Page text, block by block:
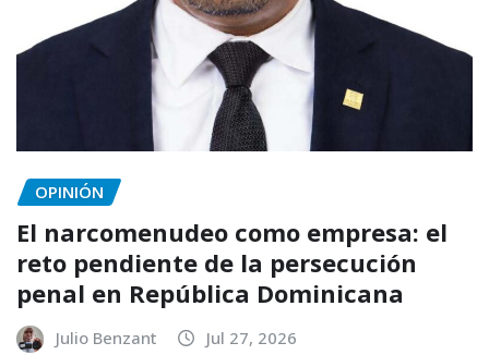
OPINIÓN
El narcomenudeo como empresa: el
reto pendiente de la persecución
penal en República Dominicana
Julio Benzant Jul 27, 2026